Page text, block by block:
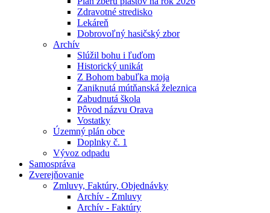
Zdravotné stredisko
Lekáreň
Dobrovoľný hasičský zbor
Archív
Slúžil bohu i ľuďom
Historický unikát
Z Bohom babuľka moja
Zaniknutá mútňanská železnica
Zabudnutá škola
Pôvod názvu Orava
Vostatky
Územný plán obce
Doplnky č. 1
Vývoz odpadu
Samospráva
Zverejňovanie
Zmluvy, Faktúry, Objednávky
Archív - Zmluvy
Archív - Faktúry